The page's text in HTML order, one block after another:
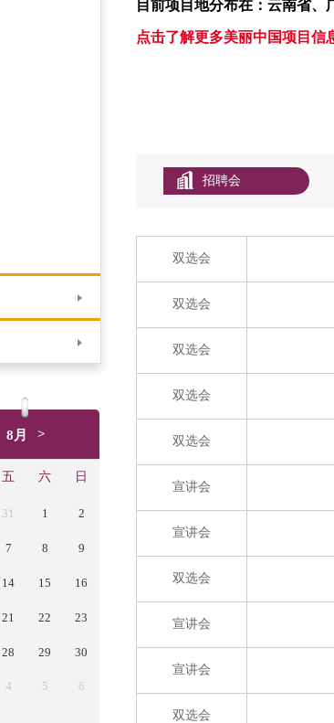
8月 >
五 六 日
31 1 2
7 8 9
14 15 16
21 22 23
28 29 30
4 5 6
目前项目地分布在：云南省、
点击了解更多美丽中国项目信
招聘会
双选会
双选会
双选会
双选会
双选会
宣讲会
宣讲会
双选会
宣讲会
宣讲会
双选会